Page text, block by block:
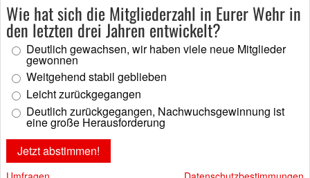
Wie hat sich die Mitgliederzahl in Eurer Wehr in
den letzten drei Jahren entwickelt?
Deutlich gewachsen, wir haben viele neue Mitglieder
gewonnen
Weitgehend stabil geblieben
Leicht zurückgegangen
Deutlich zurückgegangen, Nachwuchsgewinnung ist
eine große Herausforderung